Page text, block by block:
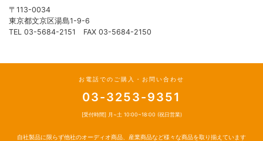
〒113-0034
東京都文京区湯島1-9-6
TEL 03-5684-2151 FAX 03-5684-2150
お電話でのご購入・お問い合わせ
03-3253-9351
[受付時間] 月~土 10:00~18:00 (祝日営業)
自社製品に限らず他社のオーディオ商品、産業商品など様々な商品を取り揃えています